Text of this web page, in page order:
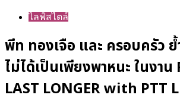
ไลฟ์สไตล์
พีท ทองเจือ และ ครอบครัว
ไม่ได้เป็นเพียงพาหนะ ในงาน
LAST LONGER with PTT